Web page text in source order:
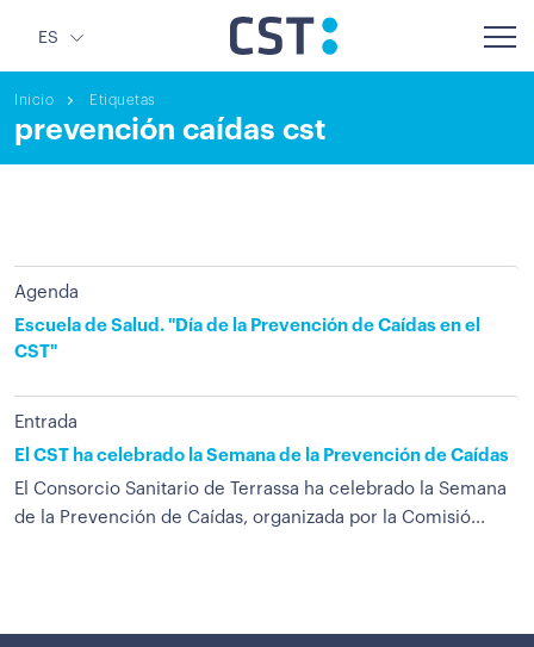
ES
Inicio Etiquetas
prevención caídas cst
Agenda
Escuela de Salud. "Día de la Prevención de Caídas en el
CST"
Entrada
El CST ha celebrado la Semana de la Prevención de Caídas
El Consorcio Sanitario de Terrassa ha celebrado la Semana
de la Prevención de Caídas, organizada por la Comisió...